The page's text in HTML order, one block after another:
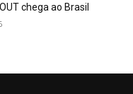
chega ao Brasil